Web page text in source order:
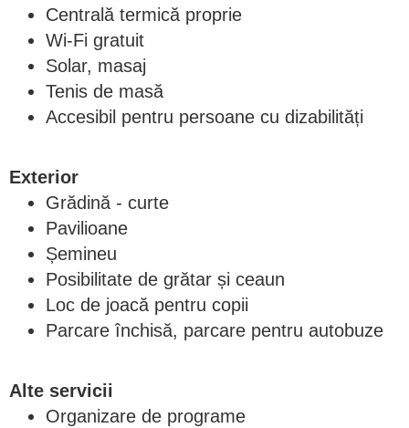
Centrală termică proprie
Wi-Fi gratuit
Solar, masaj
Tenis de masă
Accesibil pentru persoane cu dizabilități
Exterior
Grădină - curte
Pavilioane
Șemineu
Posibilitate de grătar și ceaun
Loc de joacă pentru copii
Parcare închisă, parcare pentru autobuze
Alte servicii
Organizare de programe